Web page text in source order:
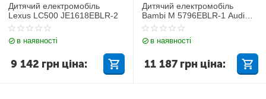
Дитячий електромобіль
Lexus LC500 JE1618EBLR-2
в наявності
9 142 грн ціна:
Дитячий електромобіль
Bambi M 5796EBLR-1 Audi
Q7
в наявності
11 187 грн ціна: